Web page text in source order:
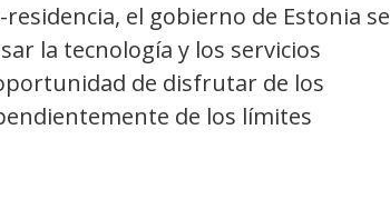
el gobierno de Estonia se
la tecnología y los servicios
de disfrutar de los
de los límites